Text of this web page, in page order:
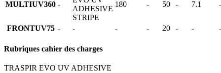
MULTIUV360 -
ADHESIVE
STRIPE
180 - 50 - 7.1 -
FRONTUV75 - - - - 20 - - -
Rubriques cahier des charges
TRASPIR EVO UV ADHESIVE